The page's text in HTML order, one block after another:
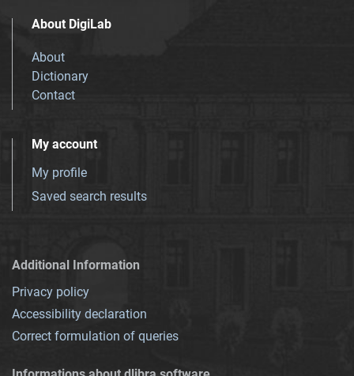
About DigiLab
About
Dictionary
Contact
My account
My profile
Saved search results
Additional Information
Privacy policy
Accessibility declaration
Correct formulation of queries